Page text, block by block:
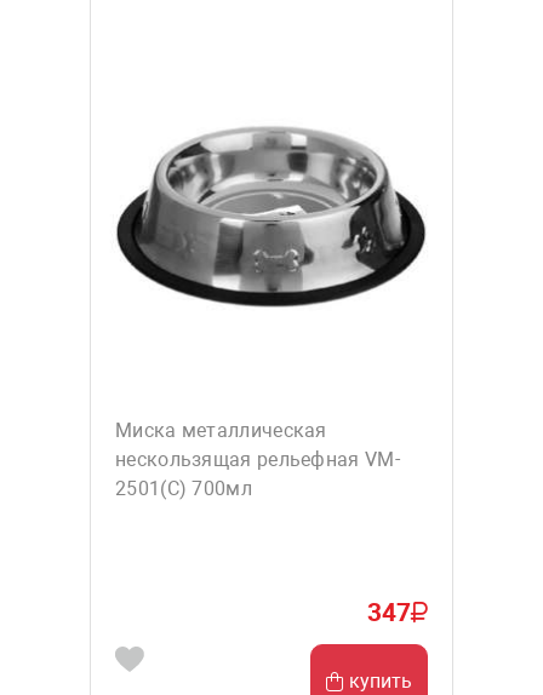
Миска металлическая
нескользящая рельефная VM-
2501(С) 700мл
347
купить